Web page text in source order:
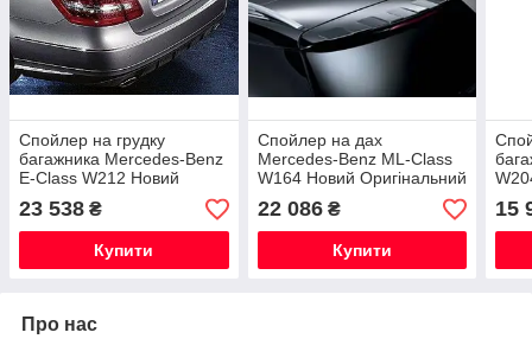
Спойлер на грудку
багажника Mercedes-Benz
E-Class W212 Новий
Оригінальний
23 538 ₴
Купити
Спойлер на дах
Mercedes-Benz ML-Class
W164 Новий Оригінальний
22 086₴
Купити
15
Про нас